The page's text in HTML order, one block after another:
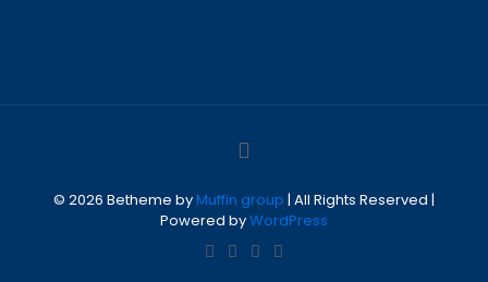
© 2026 Betheme by Muffin group | All Rights Reserved |
Powered byWordPress